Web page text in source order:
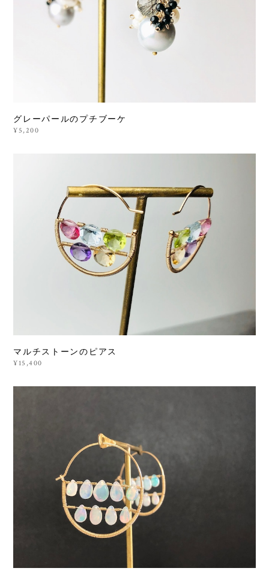
グレーパールのプチブーケ
¥5,200
マルチストーンのピアス
¥15,400